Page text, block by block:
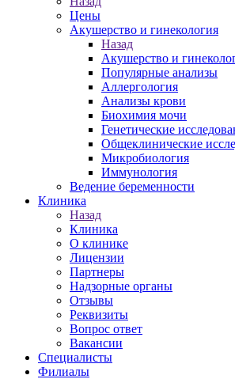
Цены
Акушерство и гинекология
Назад
Акушерство и
Популярные анализы
Аллергология
Анализы крови
Биохимия мочи
Генетические
Общеклинические
Микробиология
Иммунология
Ведение беременности
Клиника
Назад
Клиника
О клинике
Лицензии
Партнеры
Надзорные органы
Отзывы
Реквизиты
Вопрос ответ
Вакансии
Специалисты
Филиалы